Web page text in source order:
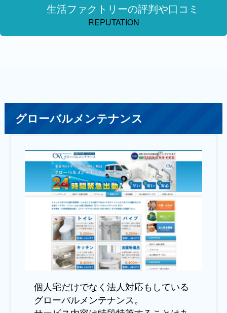
生活ファクトリーの評判や口コミ
REPUTATION
グローバルメンテナンス
個人宅だけでなく法人対応もしている
グローバルメンテナンス。